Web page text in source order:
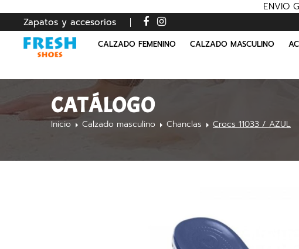
ENVIO
Zapatos y accesorios
CALZADO FEMENINO CALZADO MASCULINO
CATÁLOGO
Inicio Calzado masculino Chanclas Crocs 11033 / AZUL